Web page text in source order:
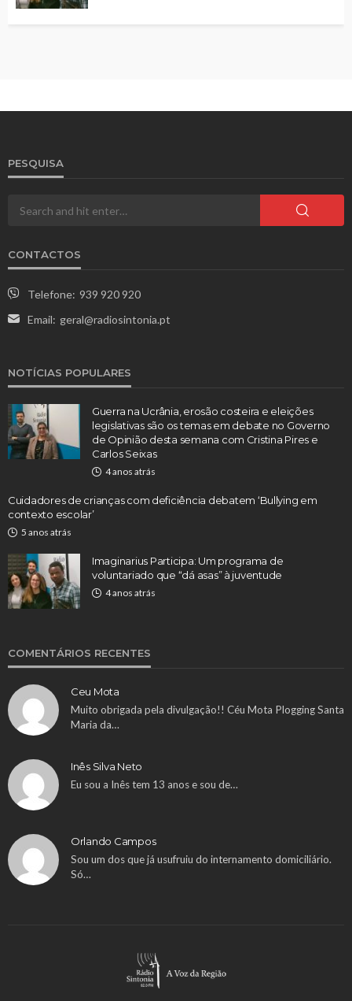
PESQUISA
CONTACTOS
Telefone: 939 920 920
Email: geral@radiosintonia.pt
NOTÍCIAS POPULARES
Guerra na Ucrânia, erosão costeira e eleições
legislativas são os temas em debate no Governo
de Opinião desta semana com Cristina Pires e
Carlos Seixas
4 anos atrás
Cuidadores de crianças com deficiência debatem ‘Bullying em
contexto escolar’
5 anos atrás
Imaginarius Participa: Um programa de
voluntariado que “dá asas” à juventude
4 anos atrás
COMENTÁRIOS RECENTES
Ceu Mota
Muito obrigada pela divulgação!! Céu Mota Plogging Santa
Maria da…
Inês Silva Neto
Eu sou a Inês tem 13 anos e sou de…
Orlando Campos
Sou um dos que já usufruiu do internamento domiciliário.
Só…